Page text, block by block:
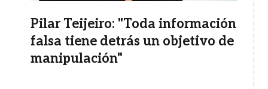
Pilar Teijeiro: "Toda información
falsa tiene detrás un objetivo de
manipulación"